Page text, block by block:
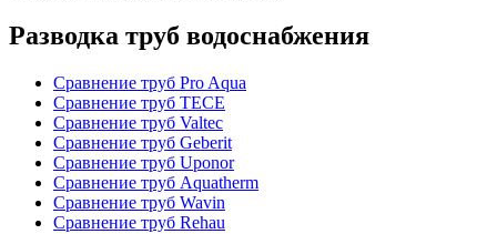
Разводка труб водоснабжения
Сравнение труб Pro Aqua
Сравнение труб TECE
Сравнение труб Valtec
Сравнение труб Geberit
Сравнение труб Uponor
Сравнение труб Aquatherm
Сравнение труб Wavin
Сравнение труб Rehau